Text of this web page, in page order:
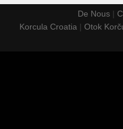
De Nous|
Korcula Croatia | Otok